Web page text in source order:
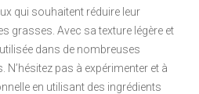
qui souhaitent réduire leur
grasses. Avec sa texture légère et
dans de nombreuses
pas à expérimenter et à
en utilisant des ingrédients